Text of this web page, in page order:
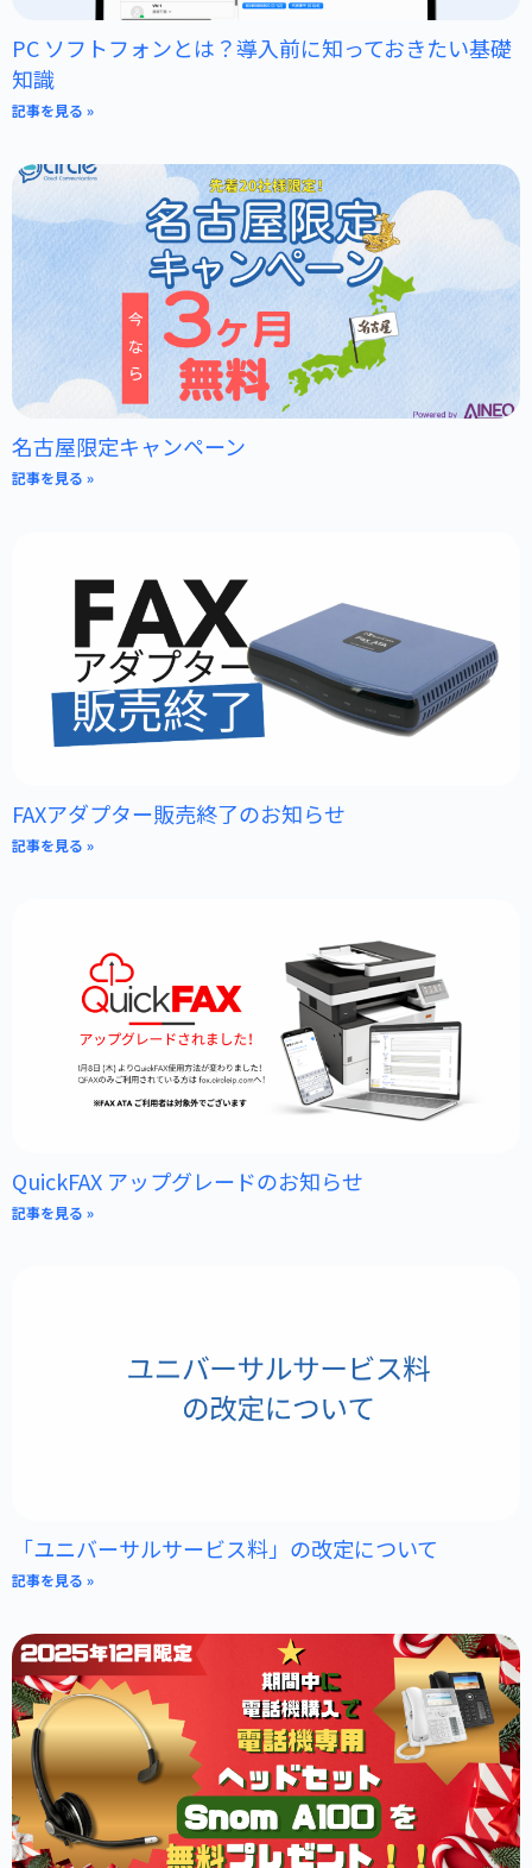
PC ソフトフォンとは？導入前に知っておきたい基礎
知識
記事を見る »
名古屋限定キャンペーン
記事を見る »
FAXアダプター販売終了のお知らせ
記事を見る »
QuickFAX アップグレードのお知らせ
記事を見る »
「ユニバーサルサービス料」の改定について
記事を見る »